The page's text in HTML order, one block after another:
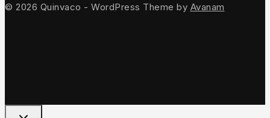
© 2026 Quinvaco - WordPress Theme by Avanam